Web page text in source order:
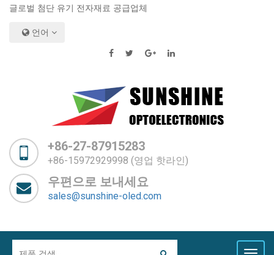
글로벌 첨단 유기 전자재료 공급업체
언어
+86-27-87915283
+86-15972929998 (영업 핫라인)
우편으로 보내세요
sales@sunshine-oled.com